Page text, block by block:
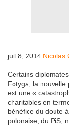
juil 8, 2014 Nicolas
Certains
Fotyga, la nouvelle
est une «
charitables en
bénéfice du doute
polonaise, du PiS,